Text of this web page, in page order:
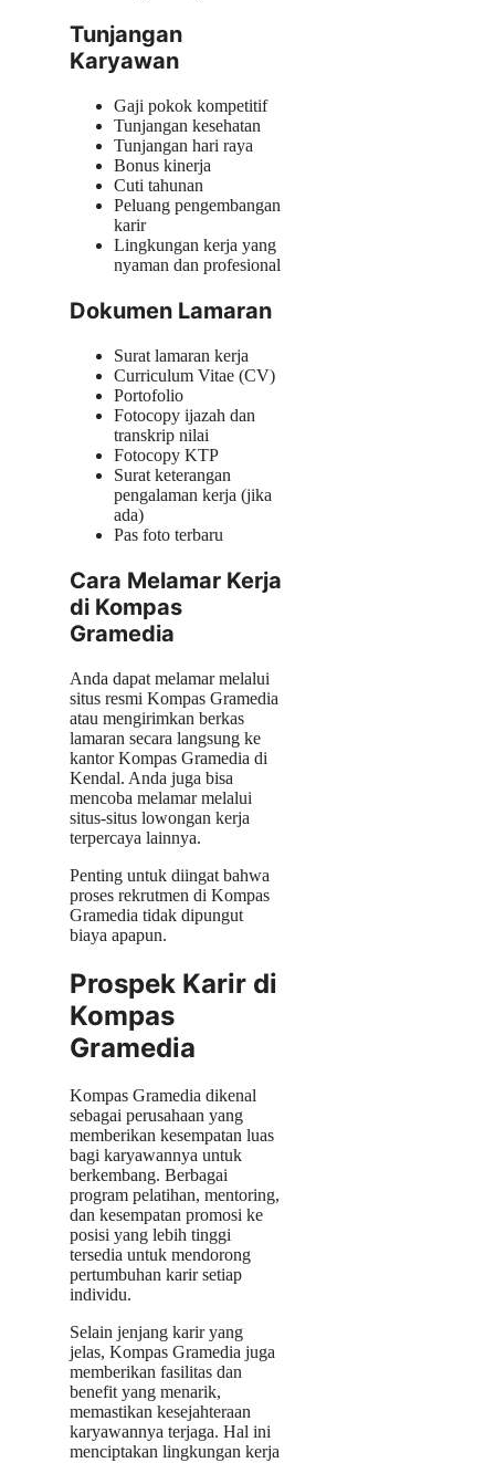
Tunjangan
Karyawan
Gaji pokok kompetitif
Tunjangan kesehatan
Tunjangan hari raya
Bonus kinerja
Cuti tahunan
Peluang pengembangan
karir
Lingkungan kerja yang
nyaman dan profesional
Dokumen Lamaran
Surat lamaran kerja
Curriculum Vitae (CV)
Portofolio
Fotocopy ijazah dan
transkrip nilai
Fotocopy KTP
Surat keterangan
pengalaman kerja (jika
ada)
Pas foto terbaru
Cara Melamar Kerja
di Kompas
Gramedia
Anda dapat melamar melalui
situs resmi Kompas Gramedia
atau mengirimkan berkas
lamaran secara langsung ke
kantor Kompas Gramedia di
Kendal. Anda juga bisa
mencoba melamar melalui
situs-situs lowongan kerja
terpercaya lainnya.
Penting untuk diingat bahwa
proses rekrutmen di Kompas
Gramedia tidak dipungut
biaya apapun.
Prospek Karir di
Kompas
Gramedia
Kompas Gramedia dikenal
sebagai perusahaan yang
memberikan kesempatan luas
bagi karyawannya untuk
berkembang. Berbagai
program pelatihan, mentoring,
dan kesempatan promosi ke
posisi yang lebih tinggi
tersedia untuk mendorong
pertumbuhan karir setiap
individu.
Selain jenjang karir yang
jelas, Kompas Gramedia juga
memberikan fasilitas dan
benefit yang menarik,
memastikan kesejahteraan
karyawannya terjaga. Hal ini
menciptakan lingkungan kerja